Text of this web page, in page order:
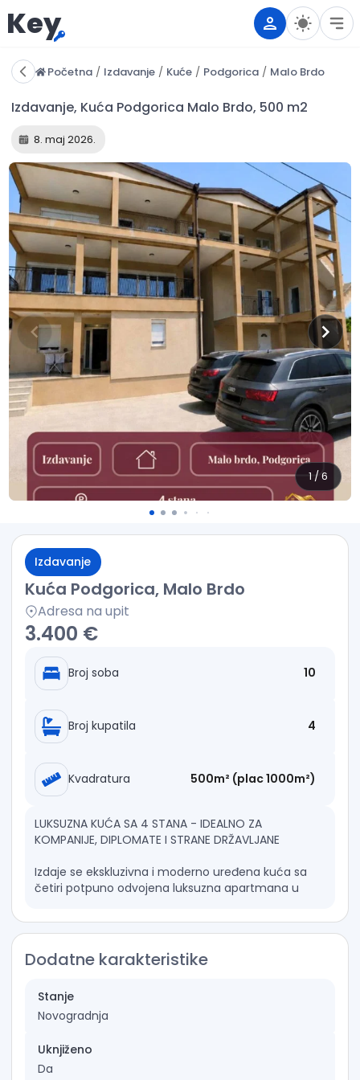
Key
Početna / Izdavanje / Kuće / Podgorica / Malo Brdo
8. maj 2026.
1/ 6
Izdavanje
Kuća Podgorica, Malo Brdo
Adresa na upit
3.400 €
Broj soba 10
Broj kupatila 4
Kvadratura 500m² (plac 1000m²)
LUKSUZNA KUĆA SA 4 STANA - IDEALNO ZA
KOMPANIJE, DIPLOMATE I STRANE DRŽAVLJANE
Izdaje se ekskluzivna i moderno uređena kuća sa
četiri potpuno odvojena luksuzna apartmana u
privatnosti i sigurnosti.
Struktura objekta
- Dva prostrana trosobna stana (po 125m2)
- Privatni parking za više vozila
- Video nadzor i visok nivo bezbjednosti
- Mirna i reprezentativna lokacija
Dodatne karakteristike
Stanje
Novogradnja
Uknjiženo
Da